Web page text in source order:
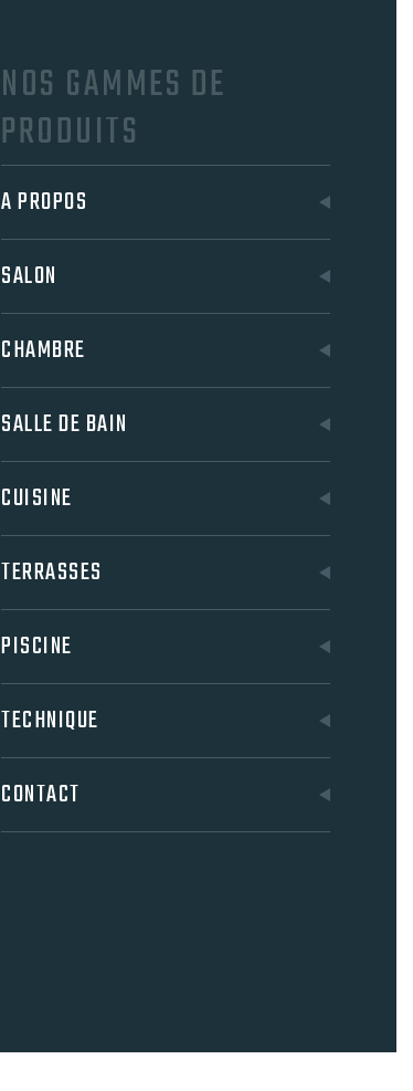
NOS GAMMES DE
PRODUITS
A PROPOS
SALON
CHAMBRE
SALLE DE BAIN
CUISINE
TERRASSES
PISCINE
TECHNIQUE
CONTACT